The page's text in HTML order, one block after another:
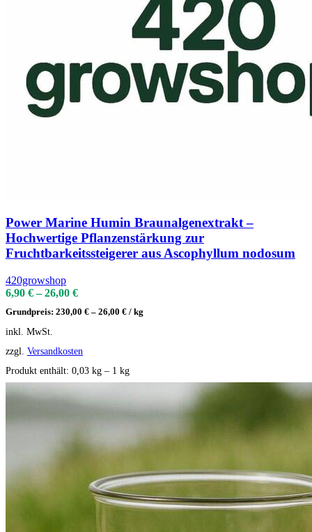
Power Marine Humin Braunalgenextrakt –
Hochwertige Pflanzenstärkung zur
Fruchtbarkeitssteigerer aus Ascophyllum nodosum
420growshop
6,90 €–26,00 €
Grundpreis: 230,00 € – 26,00 € / kg
inkl. MwSt.
zzgl. Versandkosten
Produkt enthält: 0,03 kg – 1 kg